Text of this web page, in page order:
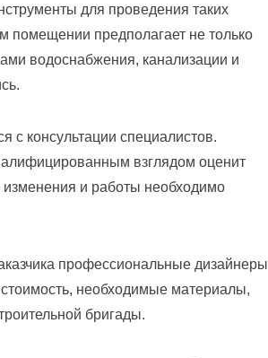
для проведения таких
помещении предполагает не только
водоснабжения, канализации и
с консультации специалистов.
взглядом оценит
изменения и работы необходимо
профессиональные дизайнеры
стоимость, необходимые материалы,
бригады.